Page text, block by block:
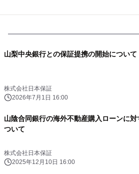
山梨中央銀行との保証提携の開始について
株式会社日本保証
2026年7月1日 16:00
山陰合同銀行の海外不動産購入ローンに
ついて
株式会社日本保証
2025年12月10日 16:00